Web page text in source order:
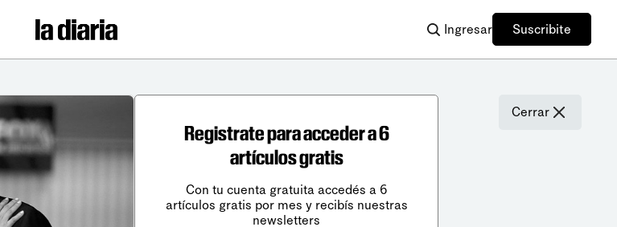
Ingresar Suscribite
Cerrar
Registrate para acceder a 6
artículos gratis
Con tu cuenta gratuita accedés a 6
artículos gratis por mes y recibís nuestras
newsletters